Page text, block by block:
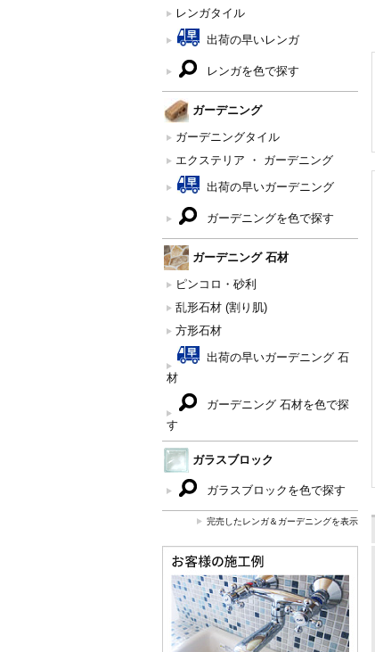
レンガタイル
出荷の早いレンガ
レンガを色で探す
ガーデニング
ガーデニングタイル
エクステリア ・ ガーデニング
出荷の早いガーデニング
ガーデニングを色で探す
ガーデニング 石材
ピンコロ・砂利
乱形石材 (割り肌)
方形石材
出荷の早いガーデニング 石
材
ガーデニング 石材を色で探
す
ガラスブロック
ガラスブロックを色で探す
完売したレンガ＆ガーデニングを表示